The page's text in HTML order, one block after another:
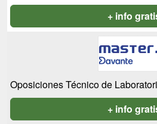
+ info
Oposiciones Técnico de
+ info